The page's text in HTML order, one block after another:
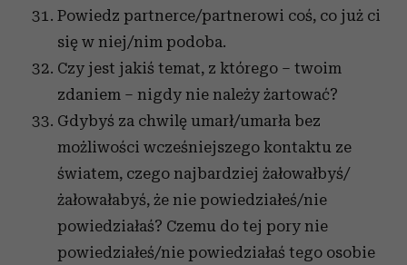
analizować ruch w naszej witrynie. Informacje o tym, jak
korzystasz z naszej witryny, udostępniamy partnerom
społecznościowym, reklamowym i analitycznym.
Partnerzy mogą połączyć te informacje z innymi danymi
otrzymanymi od Ciebie lub uzyskanymi podczas
korzystania z ich usług.
Powiedz partnerce/partnerowi coś, co już ci
się w niej/nim podoba.
Czy jest jakiś temat, z którego – twoim
zdaniem – nigdy nie należy żartować?
Gdybyś za chwilę umarł/umarła bez
możliwości wcześniejszego kontaktu ze
światem, czego najbardziej żałowałbyś/
żałowałabyś, że nie powiedziałeś/nie
powiedziałaś? Czemu do tej pory nie
powiedziałeś/nie powiedziałaś tego osobie